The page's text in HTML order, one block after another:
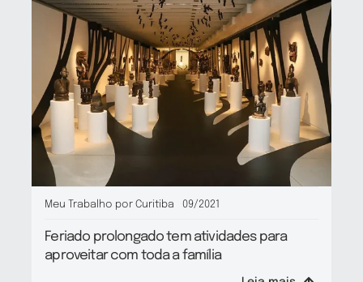
Meu Trabalho por Curitiba 09/2021
Feriado prolongado tem atividades para
aproveitar com toda a família